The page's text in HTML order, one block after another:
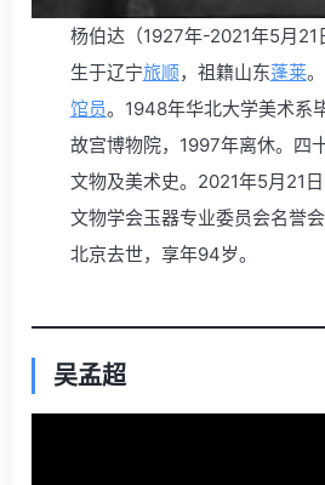
杨伯达（1927年-2021年5月21
生于辽宁旅顺，祖籍山东蓬莱
馆员。1948年华北大学美术系
故宫博物院，1997年离休。四
文物及美术史。2021年5月21
文物学会玉器专业委员会名誉
北京去世，享年94岁。
吴孟超